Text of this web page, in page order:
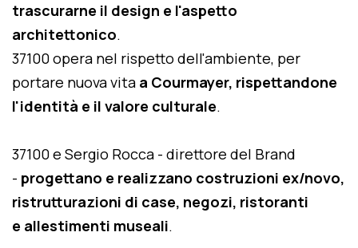
trascurarne il design e l'aspetto
architettonico.
37100 opera nel rispetto dell'ambiente, per
portare nuova vita a Courmayer, rispettandone
l'identità e il valore culturale.
37100 e Sergio Rocca - direttore del Brand
- progettano e realizzano costruzioni ex/novo,
ristrutturazioni di case, negozi, ristoranti
e allestimenti museali.